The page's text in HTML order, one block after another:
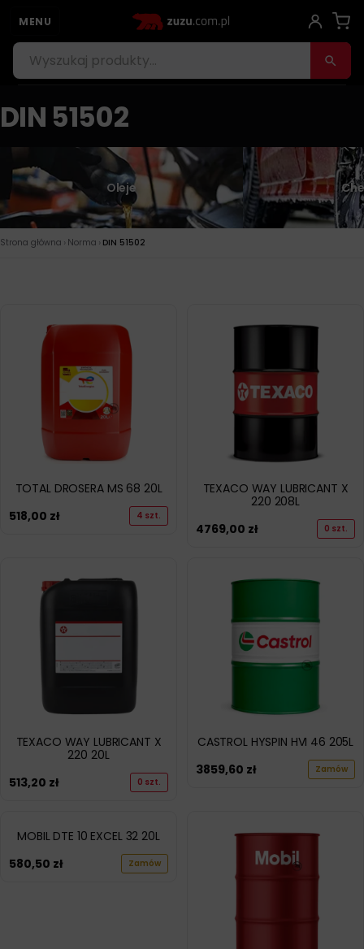
MENU
DIN 51502
Oleje
Strona główna › Norma › DIN 51502
TOTAL DROSERA MS 68 20L
518,00 zł 4 szt.
TEXACO WAY LUBRICANT X
220 208L
4769,00 zł 0 szt.
TEXACO WAY LUBRICANT X
220 20L
513,20 zł 0 szt.
CASTROL HYSPIN HVI 46 205L
3859,60 zł Zamów
MOBIL DTE 10 EXCEL 32 20L
580,50 zł Zamów